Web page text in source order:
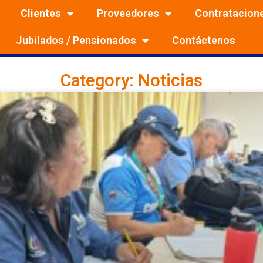
Clientes Proveedores
Jubilados / Pensionados Contáctenos
Category: Noticias
PagePage